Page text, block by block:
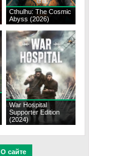
Cthulhu: The Cosmic
Abyss (2026)
War Hospital
Supporter Edition
(2024)
О сайте